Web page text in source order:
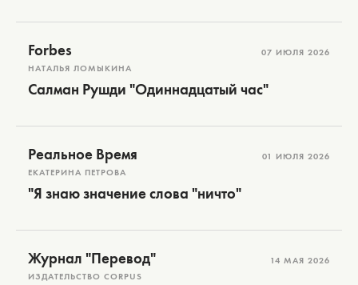
Forbes
НАТАЛЬЯ ЛОМЫКИНА
07 ИЮЛЯ 2026
Салман Рушди "Одиннадцатый час"
Реальное Время
ЕКАТЕРИНА ПЕТРОВА
01 ИЮЛЯ 2026
"Я знаю значение слова "ничто"
Журнал "Перевод"
ИЗДАТЕЛЬСТВО CORPUS
14 МАЯ 2026